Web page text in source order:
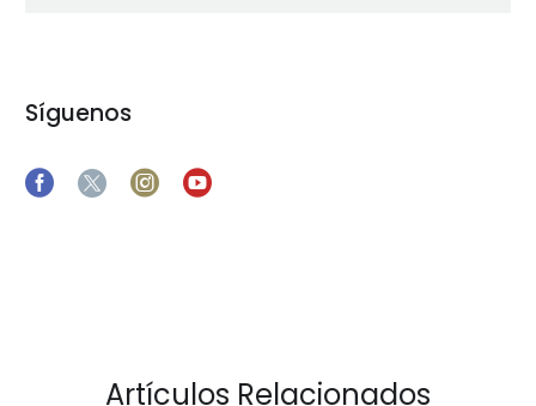
Síguenos
Artículos Relacionados